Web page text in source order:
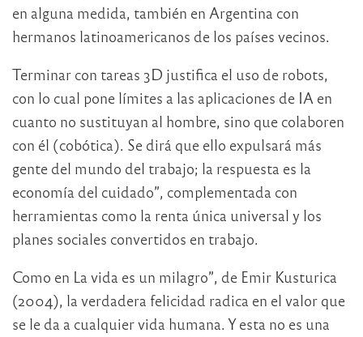
en alguna medida, también en Argentina con
hermanos latinoamericanos de los países vecinos.
Terminar con tareas 3D justifica el uso de robots,
con lo cual pone límites a las aplicaciones de IA en
cuanto no sustituyan al hombre, sino que colaboren
con él (cobótica). Se dirá que ello expulsará más
gente del mundo del trabajo; la respuesta es la
economía del cuidado”, complementada con
herramientas como la renta única universal y los
planes sociales convertidos en trabajo.
Como en La vida es un milagro”, de Emir Kusturica
(2004), la verdadera felicidad radica en el valor que
se le da a cualquier vida humana. Y esta no es una